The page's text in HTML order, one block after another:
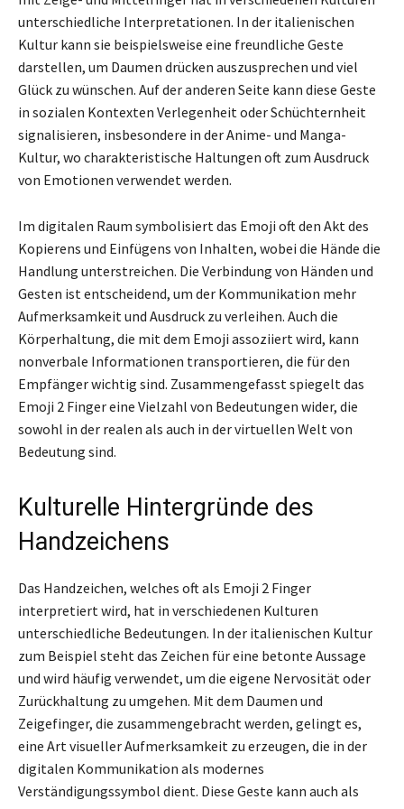
unterschiedliche Interpretationen. In der italienischen
Kultur kann sie beispielsweise eine freundliche Geste
darstellen, um Daumen drücken auszusprechen und viel
Glück zu wünschen. Auf der anderen Seite kann diese Geste
in sozialen Kontexten Verlegenheit oder Schüchternheit
signalisieren, insbesondere in der Anime- und Manga-
Kultur, wo charakteristische Haltungen oft zum Ausdruck
von Emotionen verwendet werden.
Im digitalen Raum symbolisiert das Emoji oft den Akt des
Kopierens und Einfügens von Inhalten, wobei die Hände die
Handlung unterstreichen. Die Verbindung von Händen und
Gesten ist entscheidend, um der Kommunikation mehr
Aufmerksamkeit und Ausdruck zu verleihen. Auch die
Körperhaltung, die mit dem Emoji assoziiert wird, kann
nonverbale Informationen transportieren, die für den
Empfänger wichtig sind. Zusammengefasst spiegelt das
Emoji 2 Finger eine Vielzahl von Bedeutungen wider, die
sowohl in der realen als auch in der virtuellen Welt von
Bedeutung sind.
Kulturelle Hintergründe des
Handzeichens
Das Handzeichen, welches oft als Emoji 2 Finger
interpretiert wird, hat in verschiedenen Kulturen
unterschiedliche Bedeutungen. In der italienischen Kultur
zum Beispiel steht das Zeichen für eine betonte Aussage
und wird häufig verwendet, um die eigene Nervosität oder
Zurückhaltung zu umgehen. Mit dem Daumen und
Zeigefinger, die zusammengebracht werden, gelingt es,
eine Art visueller Aufmerksamkeit zu erzeugen, die in der
digitalen Kommunikation als modernes
Verständigungssymbol dient. Diese Geste kann auch als